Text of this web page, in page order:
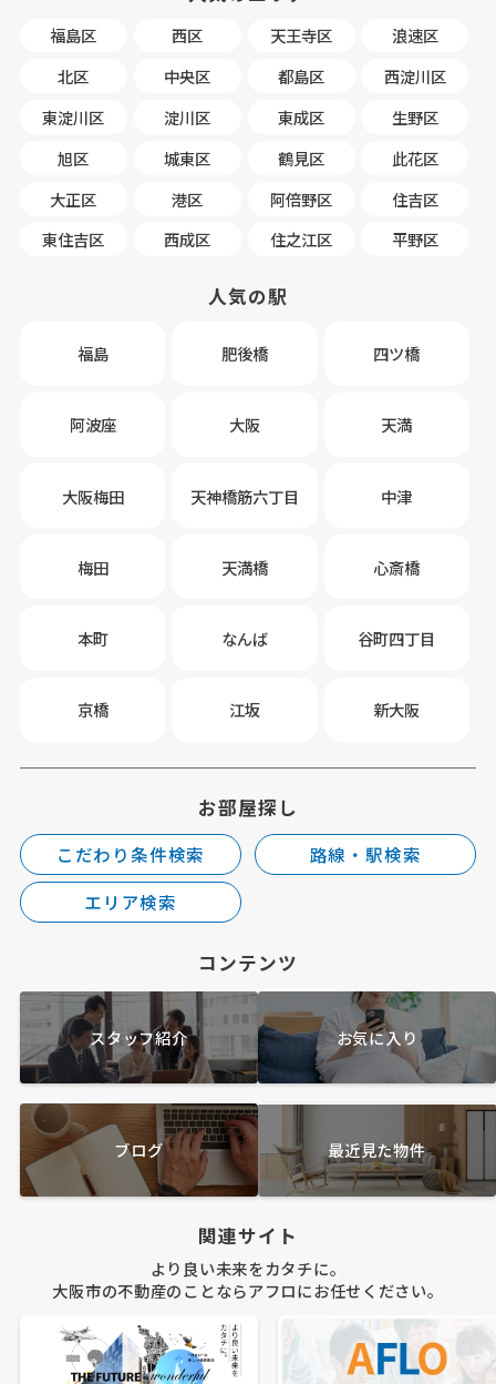
福島区 西区 天王寺区
浪速区
北区
中央区 都島区
西淀川区
東淀川区
淀川区 東成区
生野区
旭区
城東区 鶴見区
此花区
大正区
港区 阿倍野区
住吉区
東住吉区
西成区 住之江区 平野区
人気の駅
福島 肥後橋 四ツ橋
阿波座 大阪 天満
大阪梅田 天神橋筋六丁目 中津
梅田 天満橋 心斎橋
本町 なんば 谷町四丁目
京橋 江坂 新大阪
お部屋探し
こだわり条件検索
路線・駅検索
エリア検索
コンテンツ
スタッフ紹介 お気に入り
ブログ 最近見た物件
関連サイト
より良い未来をカタチに。
大阪市の不動産のことならアフロにお任せください。